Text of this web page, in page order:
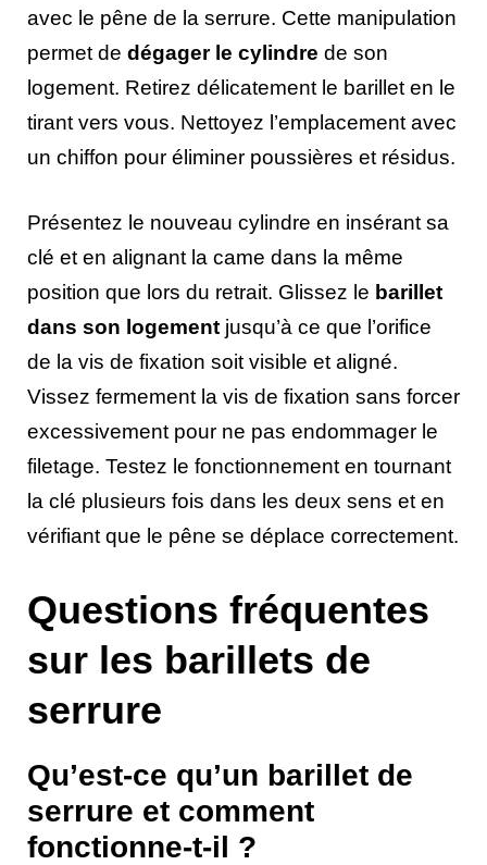
avec le pêne de la serrure. Cette manipulation
permet de dégager le cylindre de son
logement. Retirez délicatement le barillet en le
tirant vers vous. Nettoyez l’emplacement avec
un chiffon pour éliminer poussières et résidus.
Présentez le nouveau cylindre en insérant sa
clé et en alignant la came dans la même
position que lors du retrait. Glissez le barillet
dans son logement jusqu’à ce que l’orifice
de la vis de fixation soit visible et aligné.
Vissez fermement la vis de fixation sans forcer
excessivement pour ne pas endommager le
filetage. Testez le fonctionnement en tournant
la clé plusieurs fois dans les deux sens et en
vérifiant que le pêne se déplace correctement.
Questions fréquentes
sur les barillets de
serrure
Qu’est-ce qu’un barillet de
serrure et comment
fonctionne-t-il ?